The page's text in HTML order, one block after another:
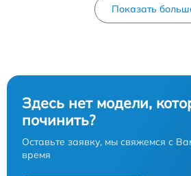
Показать
Здесь нет модели,
починить?
Оставьте заявку, мы свяжемся с
время